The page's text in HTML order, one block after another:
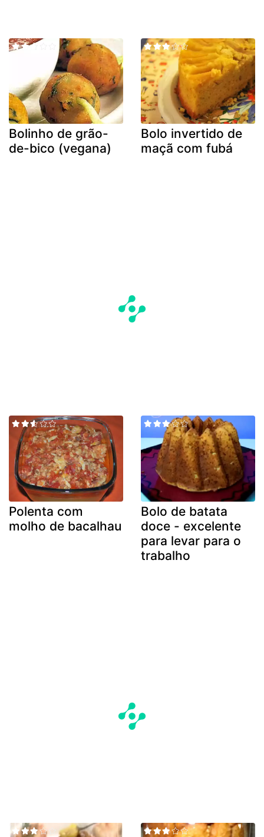
Bolinho de grão-
de-bico (vegana)
Bolo invertido de
maçã com fubá
Polenta com
molho de bacalhau
Bolo de batata
doce - excelente
para levar para o
trabalho